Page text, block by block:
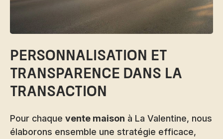
Personnalisation et
transparence dans la
transaction
Pour chaque vente maison à La Valentine, nous
élaborons ensemble une stratégie efficace,